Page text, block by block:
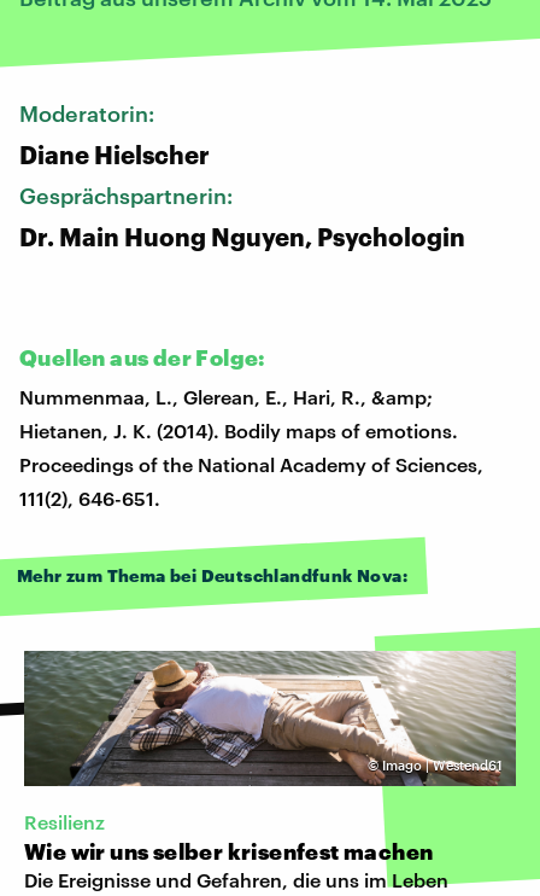
Moderatorin:
Diane Hielscher
Gesprächspartnerin:
Dr. Main Huong Nguyen, Psychologin
Quellen aus der Folge:
Nummenmaa, L., Glerean, E., Hari, R., &amp;
Hietanen, J. K. (2014). Bodily maps of emotions.
Proceedings of the National Academy of Sciences,
111(2), 646-651.
Mehr zum Thema bei Deutschlandfunk Nova:
©Imago | Westend61
Resilienz
Wie wir uns selber krisenfest machen
Die Ereignisse und Gefahren, die uns im Leben